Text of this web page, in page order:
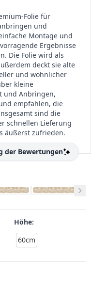
Folie für
und
Montage und
Ergebnisse
Die Folie wird als
deckt sie alte
und wohnlicher
kleine
und Anbringen,
empfahlen, die
sind die
schnellen Lieferung
äußerst zufrieden.
der Bewertungen
Höhe:
60cm